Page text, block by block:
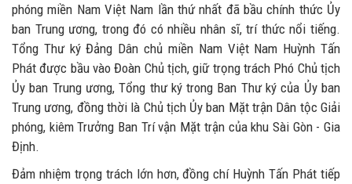
phóng miền Nam Việt Nam lần thứ nhất đã bầu chính thức Ủy
ban Trung ương, trong đó có nhiều nhân sĩ, trí thức nổi tiếng.
Tổng Thư ký Đảng Dân chủ miền Nam Việt Nam Huỳnh Tấn
Phát được bầu vào Đoàn Chủ tịch, giữ trọng trách Phó Chủ tịch
Ủy ban Trung ương, Tổng thư ký trong Ban Thư ký của Ủy ban
Trung ương, đồng thời là Chủ tịch Ủy ban Mặt trận Dân tộc Giải
phóng, kiêm Trưởng Ban Trí vận Mặt trận của khu Sài Gòn - Gia
Định.
Đảm nhiệm trọng trách lớn hơn, đồng chí Huỳnh Tấn Phát tiếp